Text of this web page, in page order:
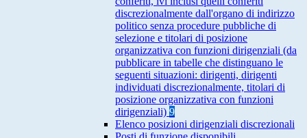
discrezionalmente dall'organo di indirizzo
politico senza procedure pubbliche di
selezione e titolari di posizione
organizzativa con funzioni dirigenziali (da
pubblicare in tabelle che distinguano le
seguenti situazioni: dirigenti, dirigenti
individuati discrezionalmente, titolari di
posizione organizzativa con funzioni
dirigenziali) 9
Elenco posizioni dirigenziali discrezionali